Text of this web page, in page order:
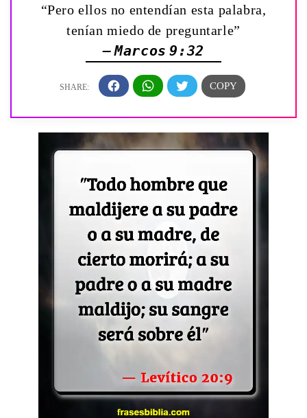
“Pero ellos no entendían esta palabra,
tenían miedo de preguntarle”
— Marcos 9:32